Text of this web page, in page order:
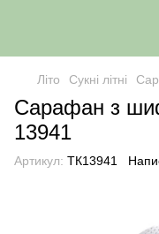
Літо Сукні літні
Сарафан з
13941
Артикул: ТК13941